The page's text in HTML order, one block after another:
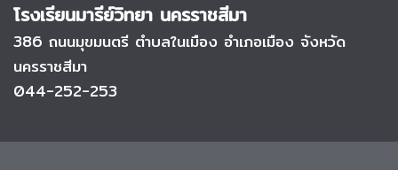
โรงเรียนมารีย์วิทยา นครราชสีมา
386 ถนนมุขมนตรี ตำบลในเมือง อำเภอเมือง จังหวัด
นครราชสีมา
044-252-253